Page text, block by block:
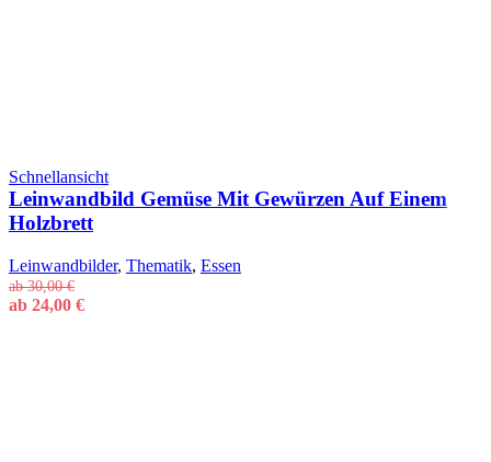
Schnellansicht
Leinwandbild Gemüse Mit Gewürzen Auf Einem
Holzbrett
Leinwandbilder, Thematik, Essen
ab30,00€
ab 24,00 €